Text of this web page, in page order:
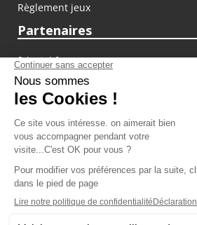
Règlement jeux
Partenaires
fiducial.fr
lyoncapitale.fr
olympique-et-lyonnais.com
L'application Iphone /
Téléchargez
Les cookies